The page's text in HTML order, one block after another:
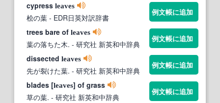
cypress leaves
桧の葉 - EDR日英対訳辞書
例文帳に追加
trees bare of leaves
葉の落ちた木. - 研究社 新英和中辞典
例文帳に追加
dissected leaves
先が裂けた葉. - 研究社 新英和中辞典
例文帳に追加
blades [leaves] of grass
草の葉. - 研究社 新英和中辞典
例文帳に追加